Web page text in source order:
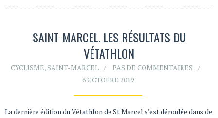
SAINT-MARCEL. LES RÉSULTATS DU
VÉTATHLON
CYCLISME,SAINT-MARCEL
PAS DE COMMENTAIRES
6 OCTOBRE 2019
La dernière édition du Vétathlon de St Marcel s’est déroulée dans de